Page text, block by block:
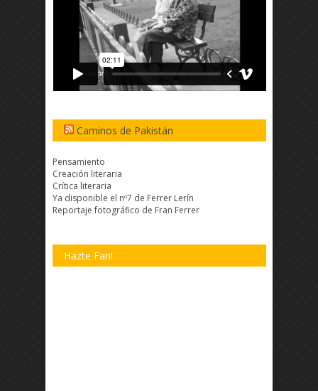
Caminos de Pakistán
Pensamiento
Creación literaria
Crítica literaria
Ya disponible el nº7 de Ferrer Lerín
Reportaje fotográfico de Fran Ferrer
Hazte Fan!